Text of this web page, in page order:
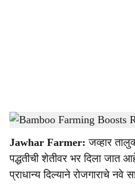
a
r
Bamboo Farming Boosts Rural Economy in
Jawhar Farmer:जव्हार
पद्धतीची शेतीवर भर दिला जात
प्राधान्य दिल्याने रोजगाराचे